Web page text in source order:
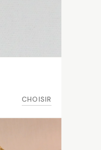
CHOISIR